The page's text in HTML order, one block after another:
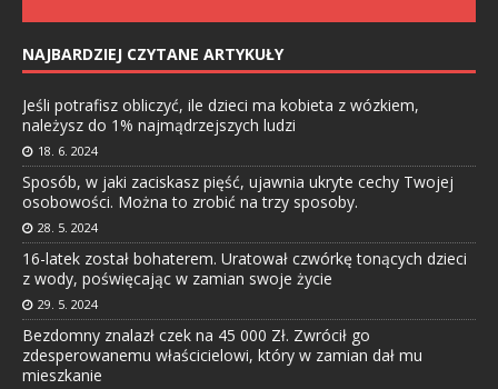
NAJBARDZIEJ CZYTANE ARTYKUŁY
Jeśli potrafisz obliczyć, ile dzieci ma kobieta z wózkiem,
należysz do 1% najmądrzejszych ludzi
18. 6. 2024
Sposób, w jaki zaciskasz pięść, ujawnia ukryte cechy Twojej
osobowości. Można to zrobić na trzy sposoby.
28. 5. 2024
16-latek został bohaterem. Uratował czwórkę tonących dzieci
z wody, poświęcając w zamian swoje życie
29. 5. 2024
Bezdomny znalazł czek na 45 000 Zł. Zwrócił go
zdesperowanemu właścicielowi, który w zamian dał mu
mieszkanie